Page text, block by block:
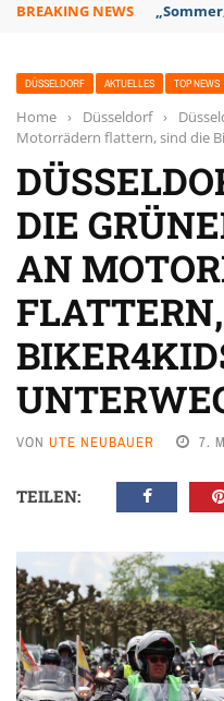
BREAKING NEWS
DÜSSELDORF AKTUELLES TOP NEWS
Home › Düsseldorf ›
Motorrädern flattern, sind die
DIE
AN
VON UTE NEUBAUER 7.
TEILEN: